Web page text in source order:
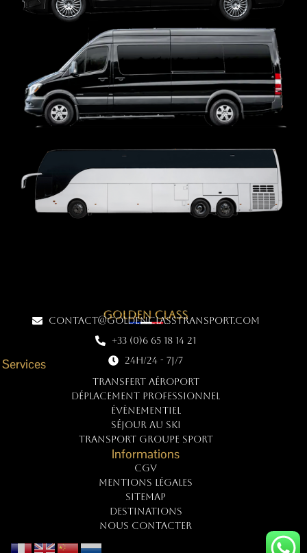
contact@goldenclasstransport.com
+33 (0)6 65 18 14 21
24h/24 - 7j/7
Services
TRANSFERT AÉROPORT
DÉPLACEMENT PROFESSIONNEL
ÉVÈNEMENTIEL
SÉJOUR AU SKI
TRANSPORT GROUPE SPORT
Informations
CGV
Mentions légales
Sitemap
Destinations
NOUS CONTACTER